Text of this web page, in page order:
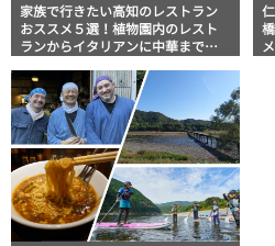
家族で行きたい高知のレストラン
おススメ５選！植物園内のレスト
ランからイタリアンに中華まで楽